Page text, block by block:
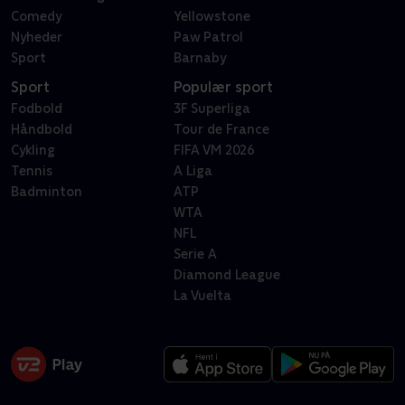
Comedy
Nyheder
Sport
Yellowstone
Paw Patrol
Barnaby
Sport
Fodbold
Håndbold
Cykling
Tennis
Badminton
Populær sport
3F Superliga
Tour de France
FIFA VM 2026
A Liga
ATP
WTA
NFL
Serie A
Diamond League
La Vuelta